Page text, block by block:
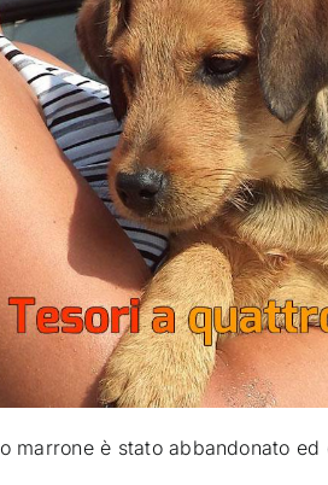
marrone è stato abbandonato